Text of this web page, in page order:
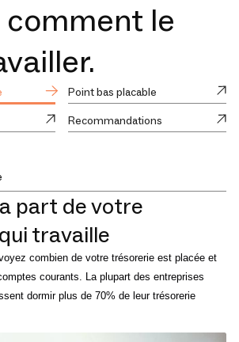
le
Point bas placable
Recommandations
part de votre
travaille
combien de votre trésorerie est placée et
courants. La plupart des entreprises
dormir plus de 70% de leur trésorerie